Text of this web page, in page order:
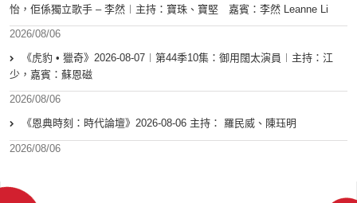
怡，佢係獨立歌手 – 李然︱主持：寶珠、寶堅 嘉賓：李然 Leanne Li
2026/08/06
《虎豹 • 獵奇》2026-08-07︱第44季10集：御用闊太演員︱主持：江
少，嘉賓：蘇恩磁
2026/08/06
《恩典時刻：時代論壇》2026-08-06 主持： 羅民威、陳珏明
2026/08/06